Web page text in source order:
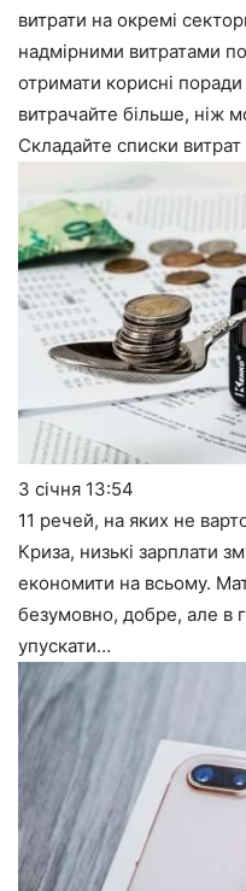
витрати на окремі
надмірними витратами
отримати корисні
витрачайте більше, ніж
Складайте списки
3 січня 13:54
11 речей, на яких не
Криза, низькі зарплати
економити на всьому.
безумовно, добре, але в
упускати…